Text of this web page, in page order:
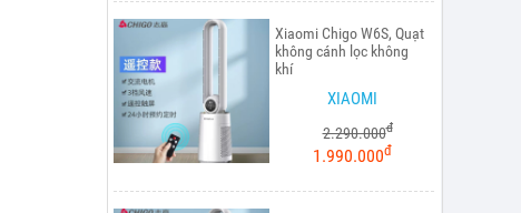
Xiaomi Chigo W6S, Quạt
không cánh lọc không
khí
XIAOMI
2.290.000đ
1.990.000đ